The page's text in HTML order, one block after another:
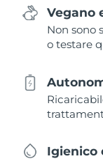
Vegano
Non sono
o testare
Igienico